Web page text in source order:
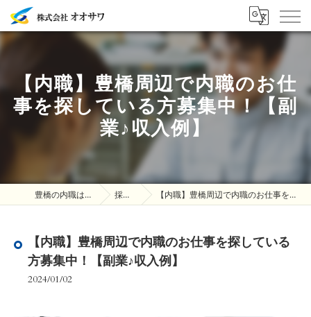
【内職】豊橋周辺で内職のお仕
事を探している方募集中！【副
業♪収入例】
豊橋の内職は株式会社オオサワ 採用ブログ 【内職】豊橋周辺で内職のお仕事を探している方募集中！【副業♪収入例】
【内職】豊橋周辺で内職のお仕事を探している
方募集中！【副業♪収入例】
2024/01/02